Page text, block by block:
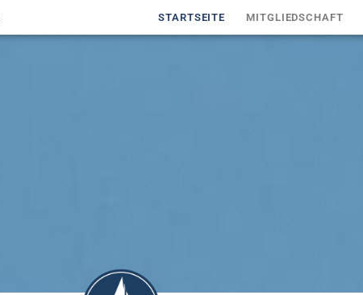
STARTSEITE MITGLIEDSCHAFT